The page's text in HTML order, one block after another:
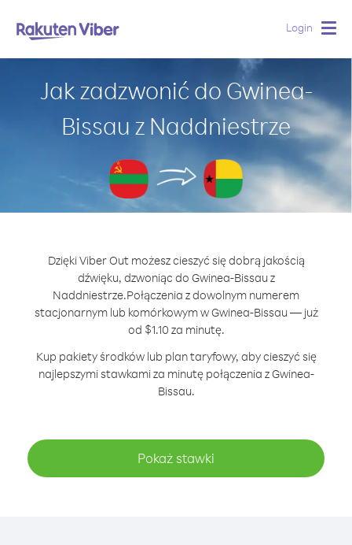
Login
Jak zadzwonić do Gwinea-
Bissau z Naddniestrze
Dzięki Viber Out możesz cieszyć się dobrą jakością
dźwięku, dzwoniąc do Gwinea-Bissau z
Naddniestrze.Połączenia z dowolnym numerem
stacjonarnym lub komórkowym w Gwinea-Bissau — już
od $1.10 za minutę.
Kup pakiety środków lub plan taryfowy, aby cieszyć się
najlepszymi stawkami za minutę połączenia z Gwinea-
Bissau.
Pokaż stawki